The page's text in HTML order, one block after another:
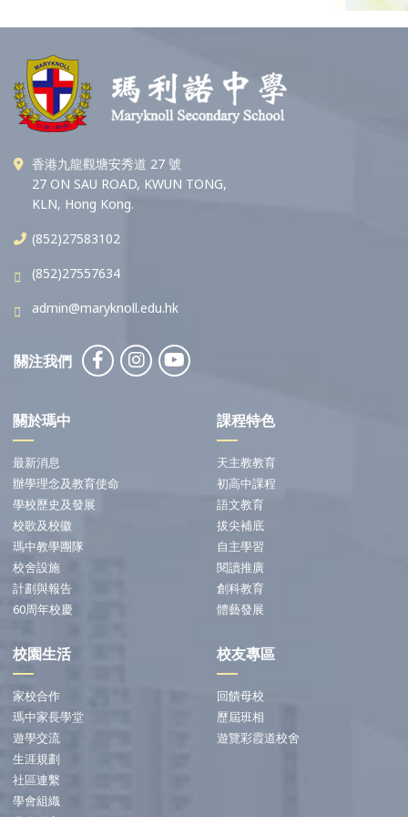
香港九龍觀塘安秀道 27 號
27 ON SAU ROAD, KWUN TONG,
KLN, Hong Kong.
(852)27583102
(852)27557634
admin@maryknoll.edu.hk
關注我們
關於瑪中
最新消息
辦學理念及教育使命
學校歷史及發展
校歌及校徽
瑪中教學團隊
校舍設施
計劃與報告
60周年校慶
課程特色
天主教教育
初高中課程
語文教育
拔尖補底
自主學習
閱讀推廣
創科教育
體藝發展
校園生活
家校合作
瑪中家長學堂
遊學交流
生涯規劃
社區連繫
學會組織
校友專區
回饋母校
歷屆班相
遊覽彩霞道校舍